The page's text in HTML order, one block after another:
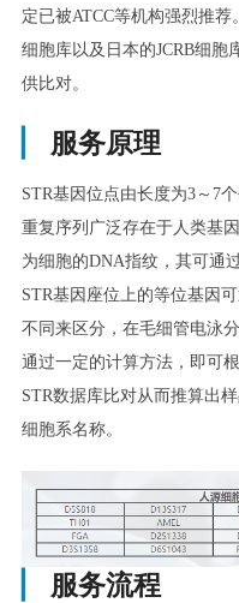
定已被ATCC等机构强烈推
细胞库以及日本的JCRB细胞
供比对。
服务原理
STR基因位点由长度为3～7
重复序列广泛存在于人类基
为细胞的DNA指纹，其可通
STR基因座位上的等位基因
不同来区分，在毛细管电泳
通过一定的计算方法，即可
STR数据库比对从而推算出
细胞系名称。
服务流程